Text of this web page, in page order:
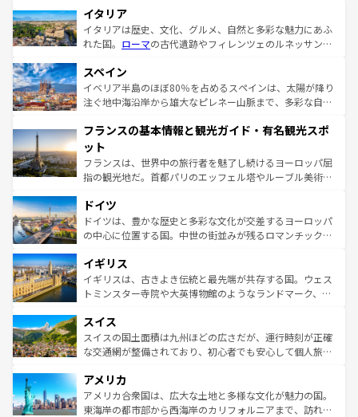
イタリア
イタリアは歴史、文化、グルメ、自然と多彩な魅力にあふ
れた国。 ローマの古代遺跡やフィレンツェのルネッサンス
ろん、トスカーナの美しい田園風景やアマルフィ海岸の絶
景など、自然景観も見逃せない。観光の合間には、本場の
ピザやパスタなど、絶品のイタリア料理を堪能することも
ませてくれるイタリアで、忘れられない旅をしてみよう！
なお、新着のイタリア情報は
しい。
スペイン
イベリア半島のほぼ80％を占めるスペインは、太陽が降り
注ぐ地中海沿岸から雄大なピレネー山脈まで、多彩な自然
文化が根付くこの国では、情熱的なフラメンコ、熱気あふ
れる闘牛、そして美味しいタパスが生活の一部となってい
る。首都マドリードの洗練された雰囲気や、バルセロナの
アートに溢れた街角から、地方では古代ローマ遺跡や中世
せる。地方によって風土や気候が異なるスペインはその個
性で訪れる人を魅了する。 なお、新着のスペイン情報は コ
ンテンツ一覧を参照してほしい。
フランスの基本情報と観光ガイド・有名観光スポ
ット
フランスは、世界中の旅行者を魅了し続けるヨーロッパ屈
指の観光地だ。首都パリのエッフェル塔やルーブル美術館
で、幅広い魅力が詰まっている。華麗な宮殿、歴史的な大
聖堂、美しいビーチ、そして豊かな自然が、訪れる者を心
から魅了する。また、フランスは美食の国としても知ら
いる。シャンパンの発祥地であるランス、プロヴァンスの
香り高いラベンダー畑など、多彩な楽しみ方が可能だ。さ
らに、パリ以外の地域にも魅力が溢れており、どの街角に
れる地方に足を運ぶとそれぞれで全く異なる文化を体験で
きるだろう。 なお、新着のフランス情報はコンテンツ一覧
を参照してほしい。
ドイツ
ドイツは、豊かな歴史と多彩な文化が交差するヨーロッパ
の中心に位置する国。中世の街並みが残るロマンチック街
顔を持つこの国は、どこを歩いても飽きることがない。ベ
ルリンの文化的活気、バイエルン州のアルプスの絶景、そ
してライン川沿いのワイン畑といった風景は必見。ビール
は、お酒好きな人にはぜひ体験してほしい。 なお、新着の
ドイツ情報はコンテンツ一覧を参照してほしい。
イギリス
イギリスは、古きよき伝統と最先端が共存する国。ウェス
トミンスター寺院や大英博物館のようなランドマーク、歴
リアごとに異なる魅力がある。また、優雅なアフタヌーン
ティー、ビール好きにはたまらない英国パブ、サッカー観
戦など、本場だからこそできる体験も豊富。イギリスを旅
ンツ一覧を参照してほしい。
スイス
スイスの国土面積は九州ほどの広さだが、運行時刻が正確
な交通網が整備されており、初心者でも安心して個人旅行
の建物がそのまま残る町や、スイスならではのユニークな
博物館もあり、アルプス観光だけでなく町歩きも満喫する
ことができる。国民の所得が高いため物価も高いが、旅行
アメリカ
アメリカ合衆国は、広大な土地と多様な文化が魅力の国。
東海岸の都市部から西海岸のカリフォルニアまで、訪れる